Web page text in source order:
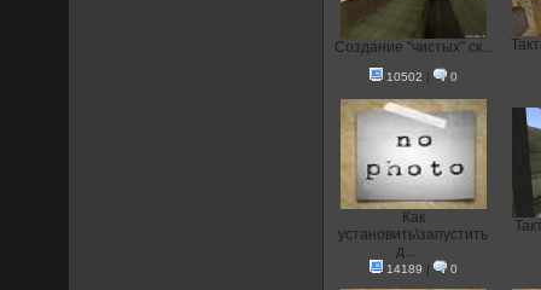
Создание "чистых" ск...
10502 | 0
Как
установить\запустить
д...
14189 | 0